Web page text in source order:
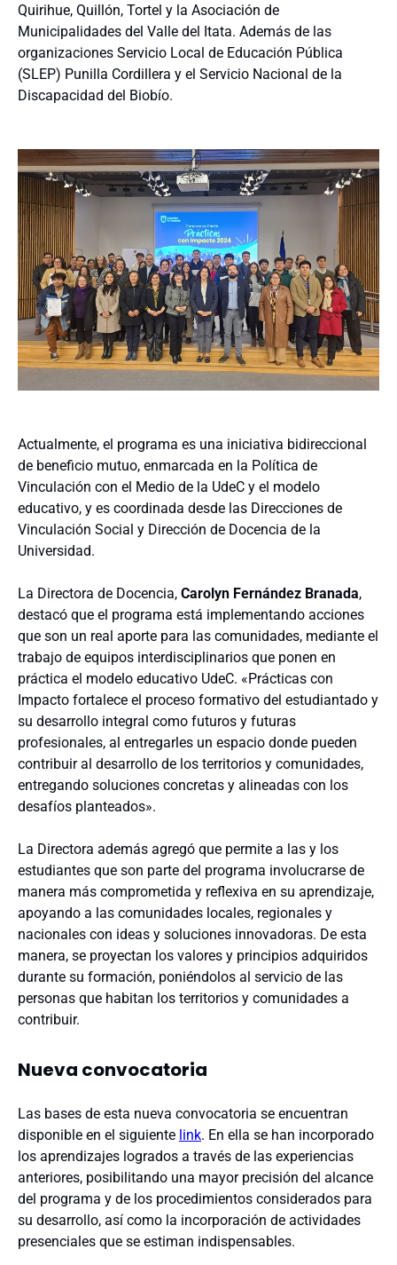
Quirihue, Quillón, Tortel y la Asociación de
Municipalidades del Valle del Itata. Además de las
organizaciones Servicio Local de Educación Pública
(SLEP) Punilla Cordillera y el Servicio Nacional de la
Discapacidad del Biobío.
Actualmente, el programa es una iniciativa bidireccional
de beneficio mutuo, enmarcada en la Política de
Vinculación con el Medio de la UdeC y el modelo
educativo, y es coordinada desde las Direcciones de
Vinculación Social y Dirección de Docencia de la
Universidad.
La Directora de Docencia, Carolyn Fernández Branada,
destacó que el programa está implementando acciones
que son un real aporte para las comunidades, mediante el
trabajo de equipos interdisciplinarios que ponen en
práctica el modelo educativo UdeC. «Prácticas con
Impacto fortalece el proceso formativo del estudiantado y
su desarrollo integral como futuros y futuras
profesionales, al entregarles un espacio donde pueden
contribuir al desarrollo de los territorios y comunidades,
entregando soluciones concretas y alineadas con los
desafíos planteados».
La Directora además agregó que permite a las y los
estudiantes que son parte del programa involucrarse de
manera más comprometida y reflexiva en su aprendizaje,
apoyando a las comunidades locales, regionales y
nacionales con ideas y soluciones innovadoras. De esta
manera, se proyectan los valores y principios adquiridos
durante su formación, poniéndolos al servicio de las
personas que habitan los territorios y comunidades a
contribuir.
Nueva convocatoria
Las bases de esta nueva convocatoria se encuentran
disponible en el siguiente link. En ella se han incorporado
los aprendizajes logrados a través de las experiencias
anteriores, posibilitando una mayor precisión del alcance
del programa y de los procedimientos considerados para
su desarrollo, así como la incorporación de actividades
presenciales que se estiman indispensables.